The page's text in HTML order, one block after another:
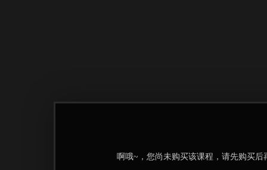
啊哦~，您尚未购买该课程，请先购买后